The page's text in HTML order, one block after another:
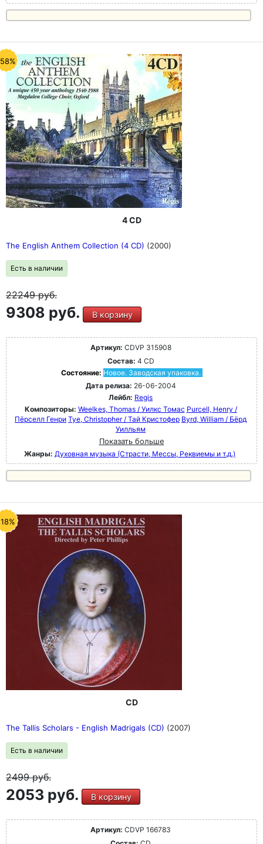
4 CD
The English Anthem Collection (4 CD) (2000)
Есть в наличии
22249руб.
9308 руб. В корзину
Артикул: CDVP 315908
Состав: 4 CD
Состояние: Новое. Заводская упаковка.
Дата релиза: 26-06-2004
Лейбл: Regis
Композиторы: Weelkes, Thomas / Уилкс Томас Purcell, Henry /
Пёрселл Генри Tye, Christopher / Тай Кристофер Byrd, William / Бёрд
Уилльям
Показать больше
Жанры: Духовная музыка (Страсти, Мессы, Реквиемы и т.д.)
CD
The Tallis Scholars - English Madrigals (CD) (2007)
Есть в наличии
2499руб.
2053 руб. В корзину
Артикул: CDVP 166783